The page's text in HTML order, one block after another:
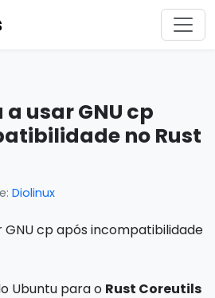
usar GNU cp
no Rust
Diolinux
Ubuntu para o Rust Coreutils